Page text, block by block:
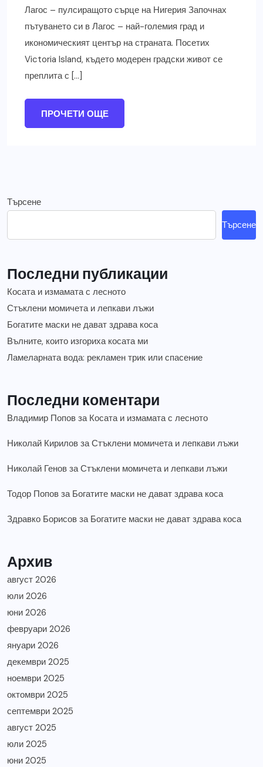
Лагос – пулсиращото сърце на Нигерия Започнах
пътуването си в Лагос – най-големия град и
икономическият център на страната. Посетих
Victoria Island, където модерен градски живот се
преплита с […]
ПРОЧЕТИ ОЩЕ
Търсене
Търсене
Последни публикации
Косата и измамата с лесното
Стъклени момичета и лепкави лъжи
Богатите маски не дават здрава коса
Вълните, които изгориха косата ми
Ламеларната вода: рекламен трик или спасение
Последни коментари
Владимир Попов за Косата и измамата с лесното
Николай Кирилов заСтъклени момичета и лепкави лъжи
Николай Генов заСтъклени момичета и лепкави лъжи
Тодор Попов за Богатите маски не дават здрава коса
Здравко Борисов за Богатите маски не дават здрава коса
Архив
август 2026
юли 2026
юни 2026
февруари 2026
януари 2026
декември 2025
ноември 2025
октомври 2025
септември 2025
август 2025
юли 2025
юни 2025